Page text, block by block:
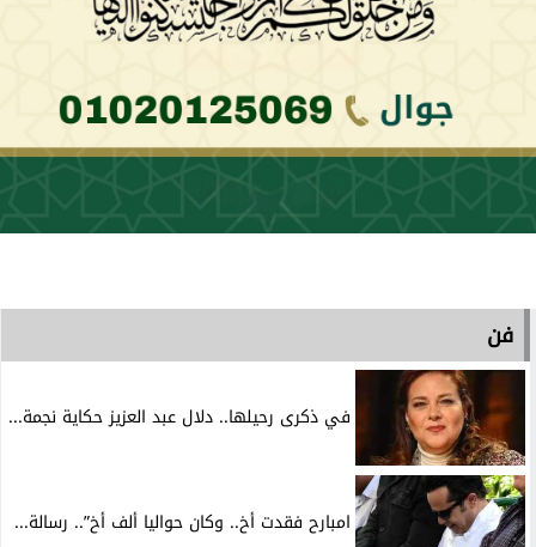
فن
في ذكرى رحيلها.. دلال عبد العزيز حكاية نجمة...
امبارح فقدت أخ.. وكان حواليا ألف أخ”.. رسالة...